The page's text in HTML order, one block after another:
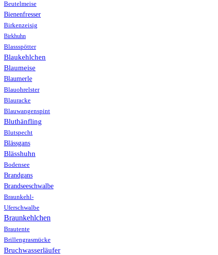
Beutelmeise
Bienenfresser
Birkenzeisig
Birkhuhn
Blassspötter
Blaukehlchen
Blaumeise
Blaumerle
Blauohrelster
Blauracke
Blauwangenspint
Bluthänfling
Blutspecht
Blässgans
Blässhuhn
Bodensee
Brandgans
Brandseeschwalbe
Braunkehl-
Uferschwalbe
Braunkehlchen
Brautente
Brillengrasmücke
Bruchwasserläufer